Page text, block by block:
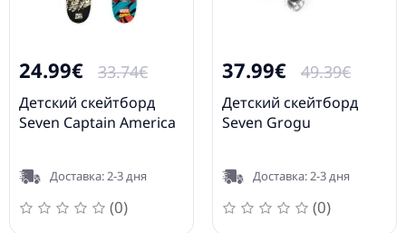
24.99€ 33.74€
Детский скейтборд
Seven Captain America
Доставка: 2-3 дня
(0)
37.99€ 49.39€
Детский скейтборд
Seven Grogu
Доставка: 2-3 дня
(0)